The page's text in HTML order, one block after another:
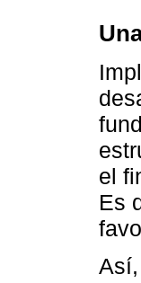
el
Es